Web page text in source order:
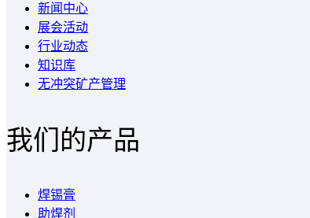
新闻中心
展会活动
行业动态
知识库
无冲突矿产管理
我们的产品
焊锡膏
助焊剂